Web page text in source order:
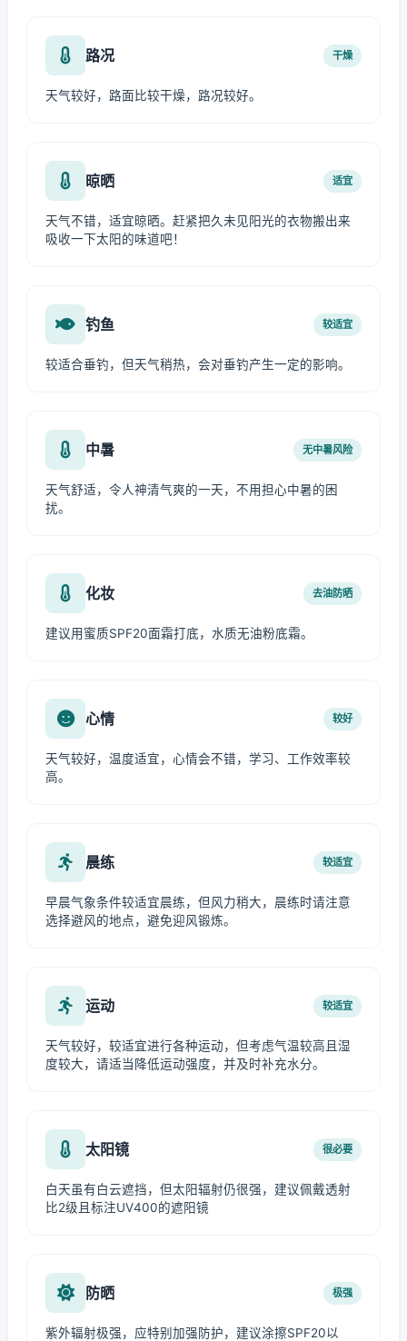
路况 干燥
天气较好，路面比较干燥，路况较好。
晾晒 适宜
天气不错，适宜晾晒。赶紧把久未见阳光的衣物搬出来
吸收一下太阳的味道吧！
钓鱼 较适宜
较适合垂钓，但天气稍热，会对垂钓产生一定的影响。
中暑 无中暑风险
天气舒适，令人神清气爽的一天，不用担心中暑的困
扰。
化妆 去油防晒
建议用蜜质SPF20面霜打底，水质无油粉底霜。
心情 较好
天气较好，温度适宜，心情会不错，学习、工作效率较
高。
晨练 较适宜
早晨气象条件较适宜晨练，但风力稍大，晨练时请注意
选择避风的地点，避免迎风锻炼。
运动 较适宜
天气较好，较适宜进行各种运动，但考虑气温较高且湿
度较大，请适当降低运动强度，并及时补充水分。
太阳镜 很必要
白天虽有白云遮挡，但太阳辐射仍很强，建议佩戴透射
比2级且标注UV400的遮阳镜
防晒 极强
紫外辐射极强，应特别加强防护，建议涂擦SPF20以